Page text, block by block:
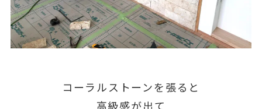
コーラルストーンを張ると
高級感が出て